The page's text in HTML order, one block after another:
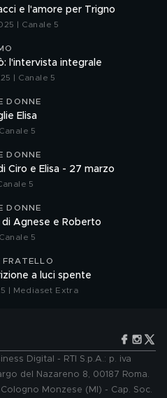
e l'amore per Trigno
| Canale 5
l'intervista integrale
| Canale 5
DONNE
Elisa
5
DONNE
Ciro e Elisa - 27 marzo
5
DONNE
di Agnese e Roberto
5
FRATELLO
a luci spente
| Mediaset Extra
Digital - RTI S.p.A.: p. iva
del Nazareno 8, 00187 Roma.
Monzese (MI) - Cap. Soc.